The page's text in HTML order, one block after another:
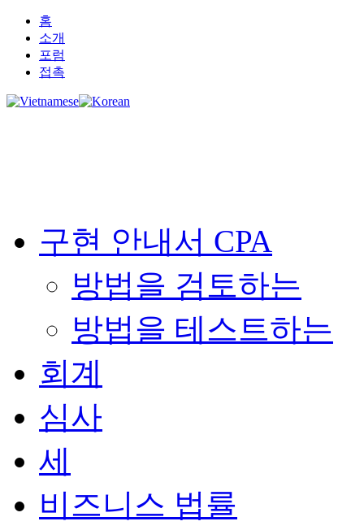
홈
소개
포럼
접촉
구현 안내서 CPA
방법을 검토하는
방법을 테스트하는
회계
심사
세
비즈니스 법률